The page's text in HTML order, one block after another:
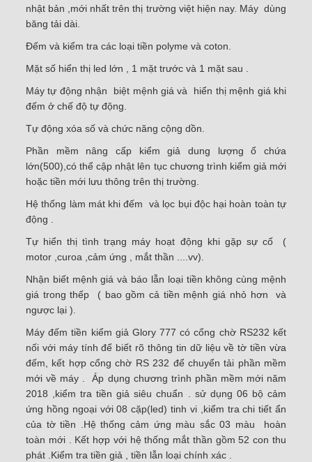
nhật bản ,mới nhất trên thị trường việt hiện nay. Máy dùng
băng tải dài.
Đếm và kiểm tra các loại tiền polyme và coton.
Mặt số hiển thị led lớn , 1 mặt trước và 1 mặt sau .
Máy tự động nhận biệt mệnh giá và hiển thị mệnh giá khi
đếm ở chế độ tự động.
Tự động xóa số và chức năng cộng dồn.
Phần mềm nâng cấp kiểm giả dung lượng ổ chứa
lớn(500),có thể cập nhật lên tục chương trình kiểm giả mới
hoặc tiền mới lưu thông trên thị trường.
Hệ thống làm mát khi đếm và lọc bụi độc hại hoàn toàn tự
động .
Tự hiển thị tình trạng máy hoạt động khi gặp sự cố (
motor ,curoa ,cảm ứng , mắt thần ....vv).
Nhận biết mệnh giá và báo lẫn loại tiền không cùng mệnh
giá trong thếp ( bao gồm cả tiền mệnh giá nhỏ hơn và
ngược lại ).
Máy đếm tiền kiểm giả Glory 777 có cổng chờ RS232 kết
nối với máy tính để biết rõ thông tin dữ liệu về tờ tiền vừa
đếm, kết hợp cổng chờ RS 232 để chuyển tải phần mềm
mới về máy . Áp dụng chương trình phần mềm mới năm
2018 ,kiểm tra tiền giả siêu chuẩn . sử dụng 06 bộ cảm
ứng hồng ngoại với 08 cặp(led) tinh vi ,kiểm tra chi tiết ẩn
của tờ tiền .Hệ thống cảm ứng màu sắc 03 màu hoàn
toàn mới . Kết hợp với hệ thống mắt thần gồm 52 con thu
phát .Kiểm tra tiền giả , tiền lẫn loại chính xác .